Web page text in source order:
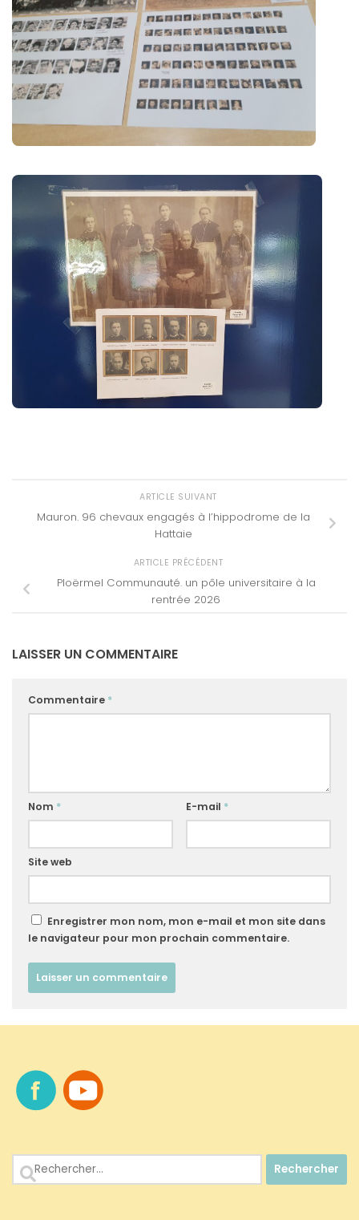
ARTICLE SUIVANT
Mauron. 96 chevaux engagés à l’hippodrome de la
Hattaie
ARTICLE PRÉCÉDENT
Ploërmel Communauté. un pôle universitaire à la
rentrée 2026
LAISSER UN COMMENTAIRE
Commentaire *
Nom * E-mail *
Site web
Enregistrer mon nom, mon e-mail et mon site dans
le navigateur pour mon prochain commentaire.
Rechercher :